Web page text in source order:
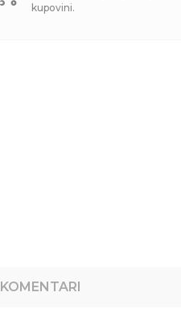
kupovini.
KOMENTARI